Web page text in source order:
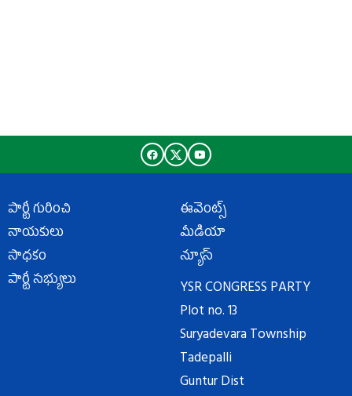
పార్టీ గురించి
నాయకులు
సాధకం
పార్టీ సభ్యులు
ఈవెంట్స్
మీడియా
న్యూస్
YSR CONGRESS PARTY
Plot no. 13
Suryadevara Township
Tadepalli
Guntur Dist